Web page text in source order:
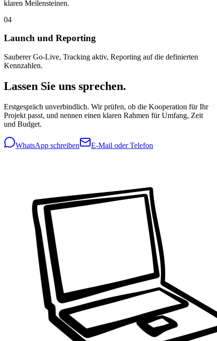
klaren Meilensteinen.
04
Launch und Reporting
Sauberer Go-Live, Tracking aktiv, Reporting auf die definierten
Kennzahlen.
Lassen Sie uns sprechen.
Erstgespräch unverbindlich. Wir prüfen, ob die Kooperation für Ihr
Projekt passt, und nennen einen klaren Rahmen für Umfang, Zeit
und Budget.
WhatsApp schreiben E-Mail oder Telefon